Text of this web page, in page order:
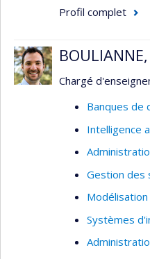
l’évolution de
s’intéresse
de santé liées à
collaborations.
Économie
Prestation
Profil complet
Chargé
Banques de
Intelligence
Gestion des
Systèmes